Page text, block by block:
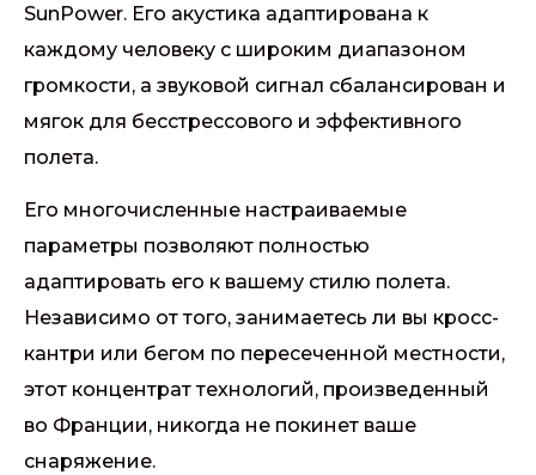
SunPower. Его акустика адаптирована к
каждому человеку с широким диапазоном
громкости, а звуковой сигнал сбалансирован и
мягок для бесстрессового и эффективного
полета.
Его многочисленные настраиваемые
параметры позволяют полностью
адаптировать его к вашему стилю полета.
Независимо от того, занимаетесь ли вы кросс-
кантри или бегом по пересеченной местности,
этот концентрат технологий, произведенный
во Франции, никогда не покинет ваше
снаряжение.